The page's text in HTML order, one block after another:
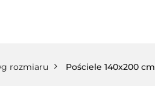
rozmiaru Pościele 140x200 cm